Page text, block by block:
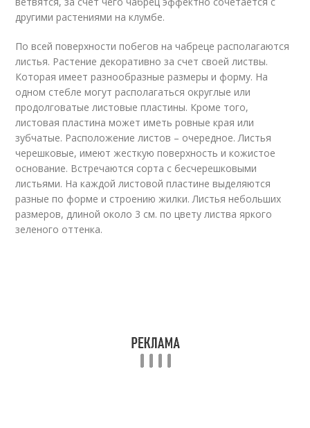
другими растениями на клумбе.
По всей поверхности побегов на чабреце располагаются
листья. Растение декоративно за счет своей листвы.
Которая имеет разнообразные размеры и форму. На
одном стебле могут располагаться округлые или
продолговатые листовые пластины. Кроме того,
листовая пластина может иметь ровные края или
зубчатые. Расположение листов – очередное. Листья
черешковые, имеют жесткую поверхность и кожистое
основание. Встречаются сорта с бесчерешковыми
листьями. На каждой листовой пластине выделяются
разные по форме и строению жилки. Листья небольших
размеров, длиной около 3 см. по цвету листва яркого
зеленого оттенка.